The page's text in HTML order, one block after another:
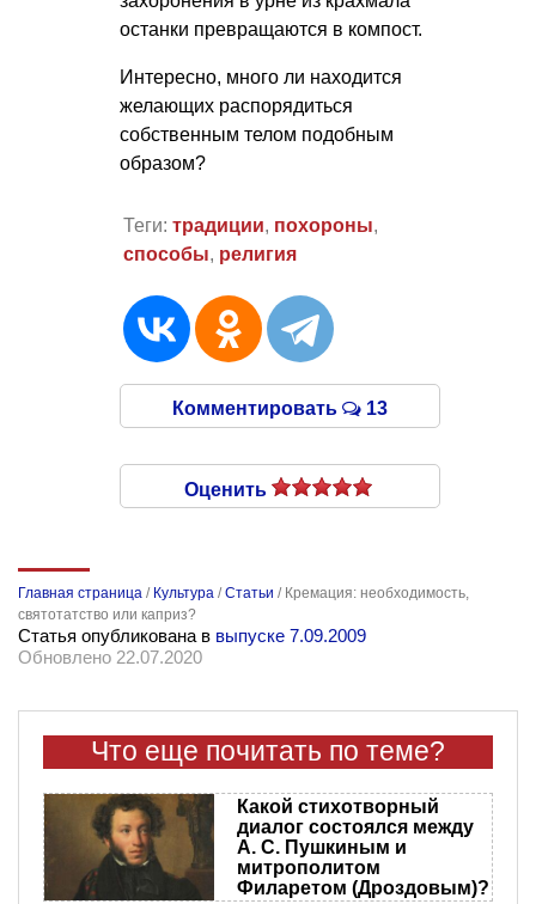
останки превращаются в компост.
Интересно, много ли находится
желающих распорядиться
собственным телом подобным
образом?
Теги: традиции, похороны,
способы, религия
Комментировать 13
Оценить
Главная страница / Культура /Статьи / Кремация: необходимость,
святотатство или каприз?
Статья опубликована в выпуске 7.09.2009
Обновлено 22.07.2020
Что еще почитать по теме?
Какой стихотворный
диалог состоялся между
А. С. Пушкиным и
митрополитом
Филаретом (Дроздовым)?